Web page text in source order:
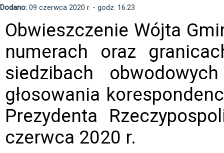
Dodano: 09 czerwca 2020 r. - godz. 16:23
Obwieszczenie Wójta
numerach oraz
siedzibach
głosowania
Prezydenta
czerwca 2020 r.